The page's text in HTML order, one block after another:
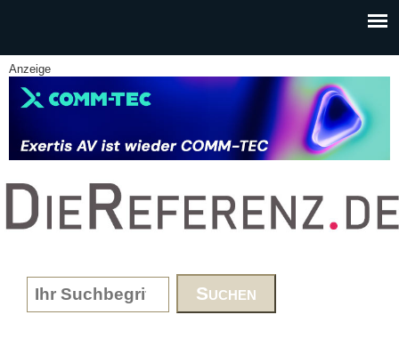
Anzeige
www.DieReferenz.de
Search form